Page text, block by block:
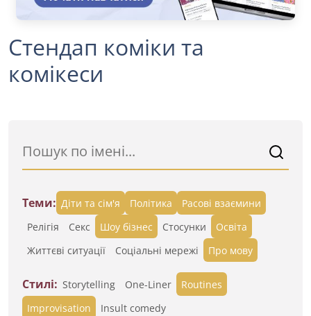
Стендап коміки та
комікеси
Теми: Діти та сім'я Політика
Расові взаємини
Релігія
Секс Шоу бізнес Стосунки
Освіта
Життєві ситуації
Cоціальні мережі Про мову
Стилі: Storytelling One-Liner
Routines
Improvisation
Insult comedy